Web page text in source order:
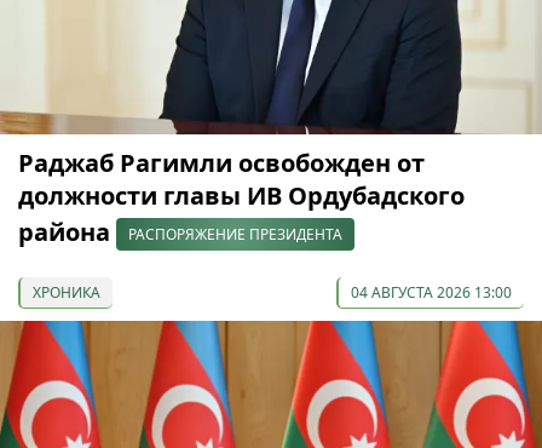
Раджаб Рагимли освобожден от
должности главы ИВ Ордубадского
района
РАСПОРЯЖЕНИЕ ПРЕЗИДЕНТА
ХРОНИКА 04 АВГУСТА 2026 13:00